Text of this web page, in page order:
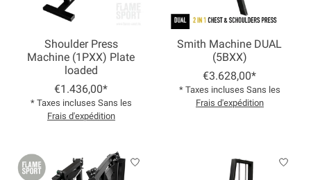
Shoulder Press
Machine (1PXX) Plate
loaded
€1.436,00*
* Taxes incluses Sans les
Frais d'expédition
Smith Machine DUAL
(5BXX)
€3.628,00*
* Taxes incluses Sans les
Frais d'expédition